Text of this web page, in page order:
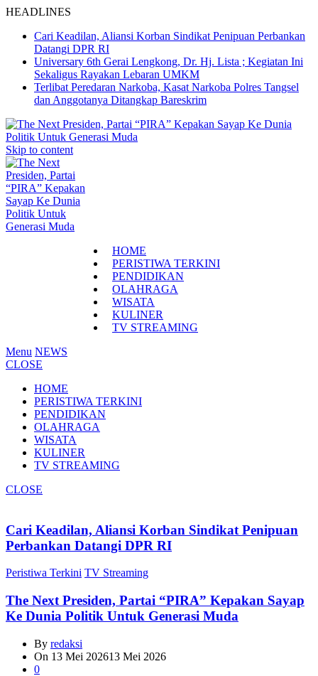
HEADLINES
Cari Keadilan, Aliansi Korban Sindikat Penipuan Perbankan
Datangi DPR RI
Universary 6th Gerai Lengkong, Dr. Hj. Lista ; Kegiatan Ini
Sekaligus Rayakan Lebaran UMKM
Terlibat Peredaran Narkoba, Kasat Narkoba Polres Tangsel
dan Anggotanya Ditangkap Bareskrim
Skip to content
HOME
PERISTIWA TERKINI
PENDIDIKAN
OLAHRAGA
WISATA
KULINER
TV STREAMING
Menu NEWS
CLOSE
HOME
PERISTIWA TERKINI
PENDIDIKAN
OLAHRAGA
WISATA
KULINER
TV STREAMING
CLOSE
Cari Keadilan, Aliansi Korban Sindikat Penipuan
Perbankan Datangi DPR RI
Peristiwa Terkini TV Streaming
The Next Presiden, Partai “PIRA” Kepakan Sayap
Ke Dunia Politik Untuk Generasi Muda
By redaksi
On 13 Mei 202613 Mei 2026
0